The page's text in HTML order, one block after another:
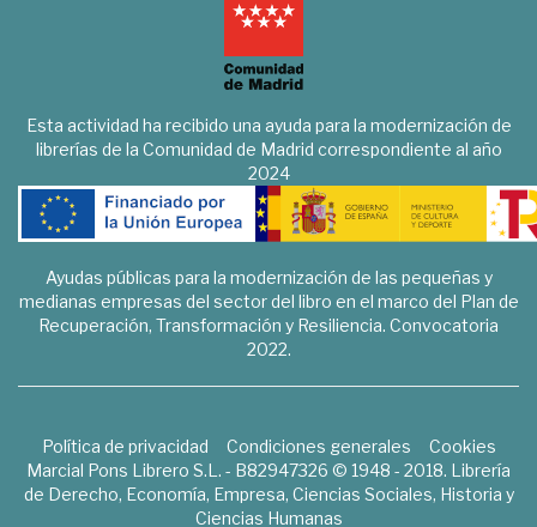
Esta actividad ha recibido una ayuda para la modernización de
librerías de la Comunidad de Madrid correspondiente al año
2024
Ayudas públicas para la modernización de las pequeñas y
medianas empresas del sector del libro en el marco del Plan de
Recuperación, Transformación y Resiliencia. Convocatoria
2022.
Política de privacidad Condiciones generales
Cookies
Marcial Pons Librero S.L. - B82947326 © 1948 - 2018. Librería
de Derecho, Economía, Empresa, Ciencias Sociales, Historia y
Ciencias Humanas